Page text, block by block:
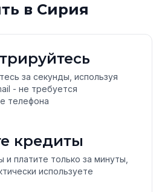
в Сирия
за секунды, используя
- не требуется
телефона
кредиты
и платите только за минуты,
используете